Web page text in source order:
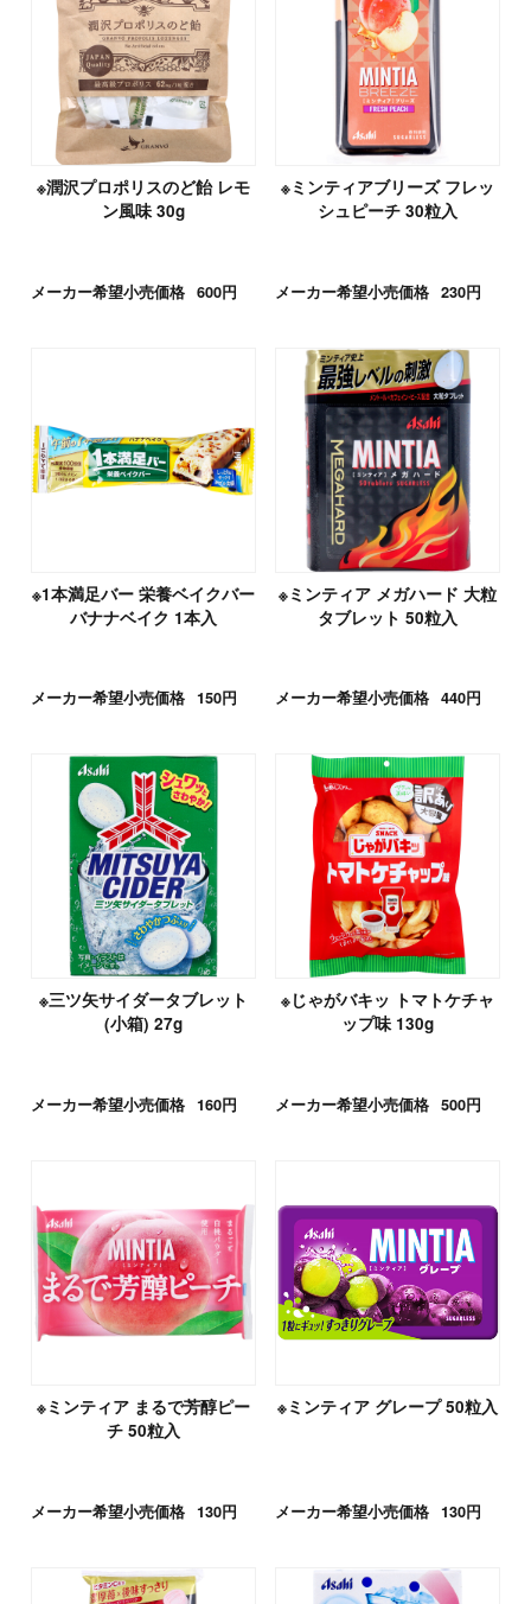
※潤沢プロポリスのど飴 レモ
ン風味 30g
メーカー希望小売価格 600円
※ミンティアブリーズ フレッ
シュピーチ 30粒入
メーカー希望小売価格 230円
※1本満足バー 栄養ベイクバー
バナナベイク 1本入
メーカー希望小売価格 150円
※ミンティア メガハード 大粒
タブレット 50粒入
メーカー希望小売価格 440円
※三ツ矢サイダータブレット
(小箱) 27g
メーカー希望小売価格 160円
※じゃがバキッ トマトケチャ
ップ味 130g
メーカー希望小売価格 500円
※ミンティア まるで芳醇ピー
チ 50粒入
メーカー希望小売価格 130円
※ミンティア グレープ 50粒入
メーカー希望小売価格 130円